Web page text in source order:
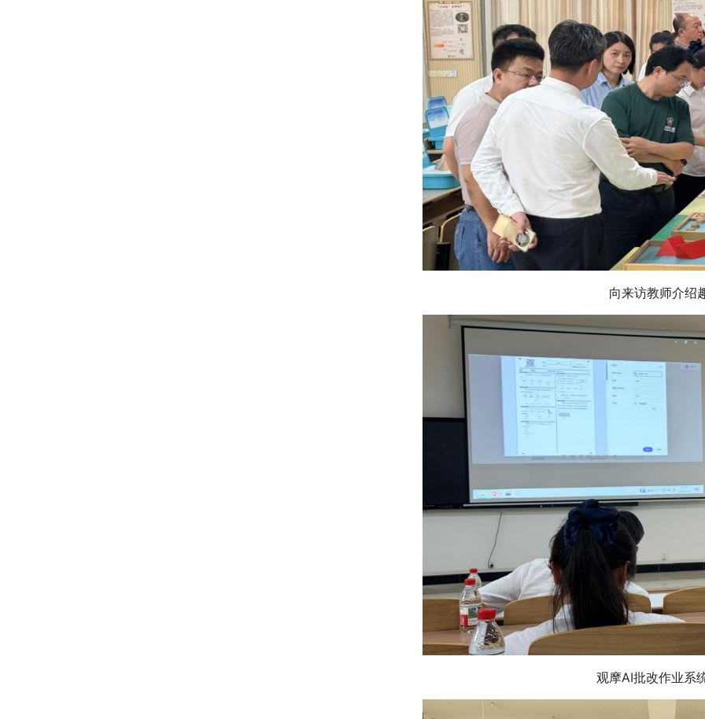
向来访教师介绍
观摩AI批改作业系